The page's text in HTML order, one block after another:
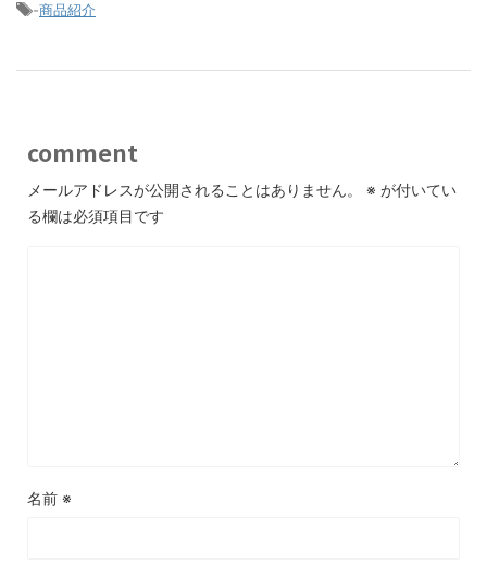
-商品紹介
comment
メールアドレスが公開されることはありません。 ※ が付いてい
る欄は必須項目です
名前 ※